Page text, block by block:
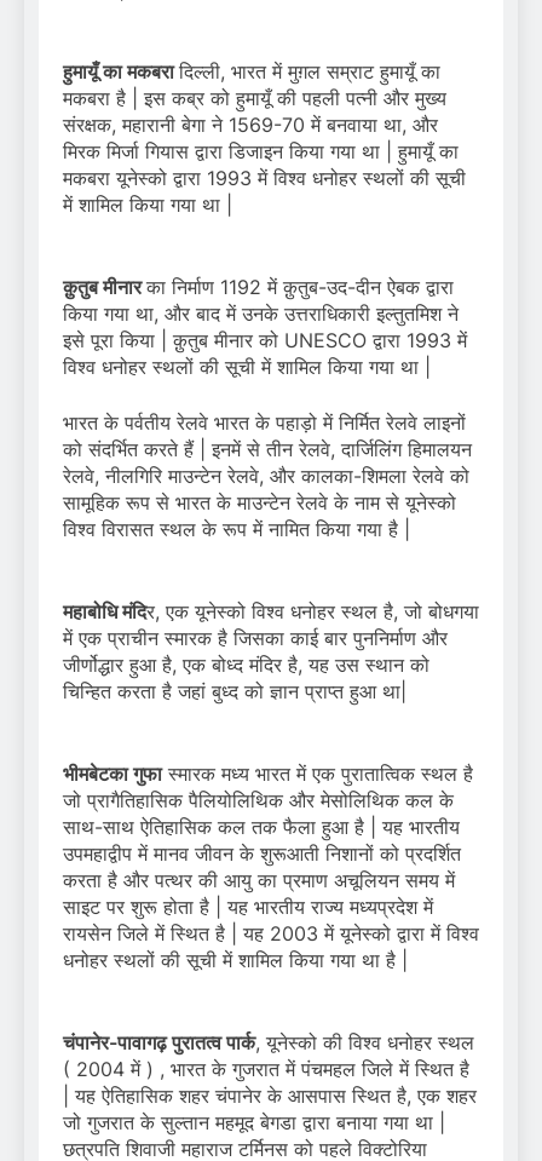
हुमायूँ का मकबरादिल्ली, भारत में मुग़ल सम्राट हुमायूँ का
मकबरा है | इस कब्र को हुमायूँ की पहली पत्नी और मुख्य
संरक्षक, महारानी बेगा ने 1569-70 में बनवाया था, और
मिरक मिर्जा गियास द्वारा डिजाइन किया गया था | हुमायूँ का
मकबरा यूनेस्को द्वारा 1993 में विश्व धनोहर स्थलों की सूची
में शामिल किया गया था |
क़ुतुब मीनारका निर्माण 1192 में क़ुतुब-उद-दीन ऐबक द्वारा
किया गया था, और बाद में उनके उत्तराधिकारी इल्तुतमिश ने
इसे पूरा किया | क़ुतुब मीनार को UNESCO द्वारा 1993 में
विश्व धनोहर स्थलों की सूची में शामिल किया गया था |
भारत के पर्वतीय रेलवे भारत के पहाड़ो में निर्मित रेलवे लाइनों
को संदर्भित करते हैं | इनमें से तीन रेलवे, दार्जिलिंग हिमालयन
रेलवे, नीलगिरि माउन्टेन रेलवे, और कालका-शिमला रेलवे को
सामूहिक रूप से भारत के माउन्टेन रेलवे के नाम से यूनेस्को
विश्व विरासत स्थल के रूप में नामित किया गया है |
महाबोधि मंदिर, एक यूनेस्को विश्व धनोहर स्थल है, जो बोधगया
में एक प्राचीन स्मारक है जिसका काई बार पुननिर्माण और
जीर्णोद्धार हुआ है, एक बोध्द मंदिर है, यह उस स्थान को
चिन्हित करता है जहां बुध्द को ज्ञान प्राप्त हुआ था|
भीमबेटका गुफास्मारक मध्य भारत में एक पुरातात्विक स्थल है
जो प्रागैतिहासिक पैलियोलिथिक और मेसोलिथिक कल के
साथ-साथ ऐतिहासिक कल तक फैला हुआ है | यह भारतीय
उपमहाद्वीप में मानव जीवन के शुरूआती निशानों को प्रदर्शित
करता है और पत्थर की आयु का प्रमाण अचूलियन समय में
साइट पर शुरू होता है | यह भारतीय राज्य मध्यप्रदेश में
रायसेन जिले में स्थित है | यह 2003 में यूनेस्को द्वारा में विश्व
धनोहर स्थलों की सूची में शामिल किया गया था है |
चंपानेर-पावागढ़ पुरातत्व पार्क, यूनेस्को की विश्व धनोहर स्थल
( 2004 में ) , भारत के गुजरात में पंचमहल जिले में स्थित है
| यह ऐतिहासिक शहर चंपानेर के आसपास स्थित है, एक शहर
जो गुजरात के सुल्तान महमूद बेगडा द्वारा बनाया गया था |
छत्रपति शिवाजी महाराज टर्मिनस को पहले विक्टोरिया